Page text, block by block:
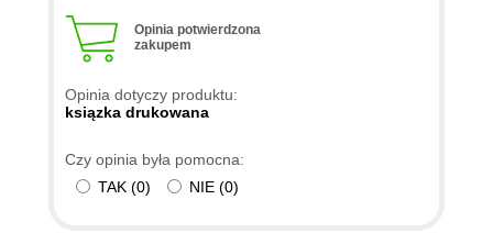
"Starzy wyjadacze" też znajdą coś dla siebie -
zwłaszcza, gdy zachodzi potrzeba skorzystania z
Opinia potwierdzona
zakupem
Opinia dotyczy produktu:
ksiązka drukowana
Czy opinia była pomocna:
TAK (0) NIE (0)